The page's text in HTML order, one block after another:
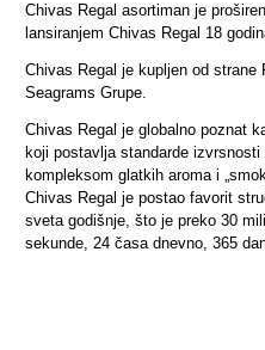
Chivas Regal asortiman je
lansiranjem Chivas Regal 18
Chivas Regal je kupljen od strane
Seagrams Grupe.
Chivas Regal je globalno poznat
koji postavlja standarde
kompleksom glatkih aroma i
Chivas Regal je postao favorit
sveta godišnje, što je preko 30
sekunde, 24 časa dnevno, 365